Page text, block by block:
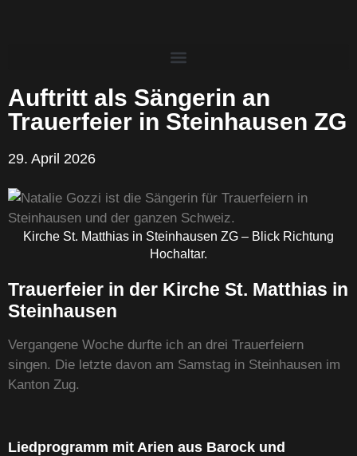
Auftritt als Sängerin an
Trauerfeier in Steinhausen ZG
29. April 2026
Kirche St. Matthias in Steinhausen ZG – Blick Richtung
Hochaltar.
Trauerfeier in der Kirche St. Matthias in
Steinhausen
Vergangene Woche durfte ich an drei Trauerfeiern
singen. Die letzte davon am Samstag in Steinhausen im
Kanton Zug.
Liedprogramm mit Arien aus Barock und